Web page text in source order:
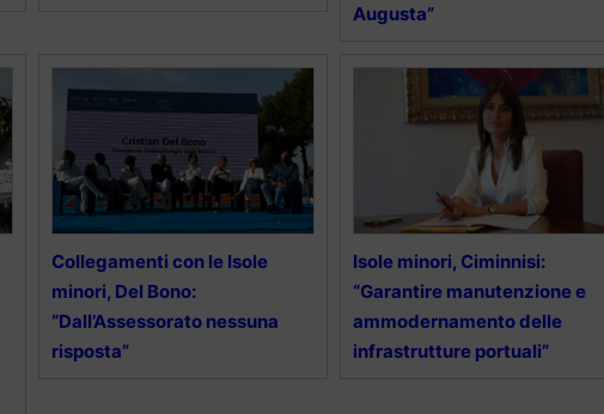
Augusta”
Collegamenti con le Isole
minori, Del Bono:
“Dall’Assessorato nessuna
risposta”
Isole minori, Ciminnisi:
“Garantire manutenzione e
ammodernamento delle
infrastrutture portuali”